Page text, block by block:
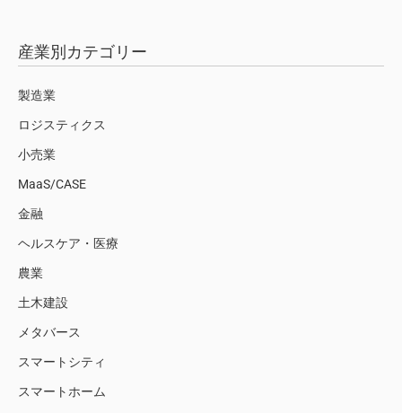
産業別カテゴリー
製造業
ロジスティクス
小売業
MaaS/CASE
金融
ヘルスケア・医療
農業
土木建設
メタバース
スマートシティ
スマートホーム